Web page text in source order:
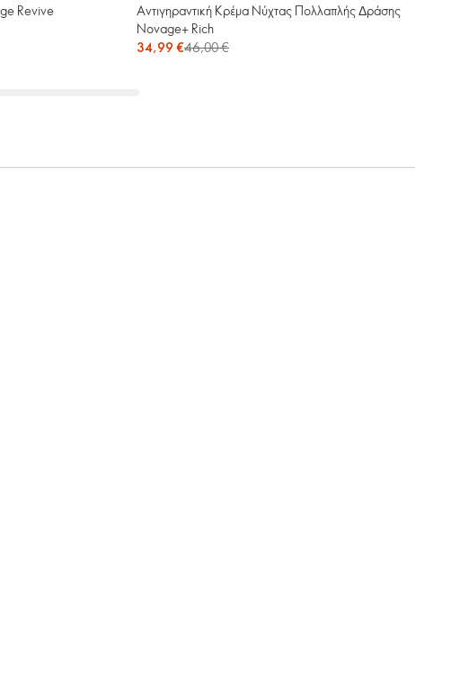
Revive
Αντιγηραντική Κρέμα Νύχτας Πολλαπλής Δράσης
Novage+ Rich
34,99 €46,00 €